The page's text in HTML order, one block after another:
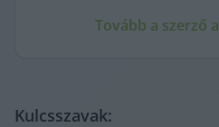
Tovább a szerző
Kulcsszavak: